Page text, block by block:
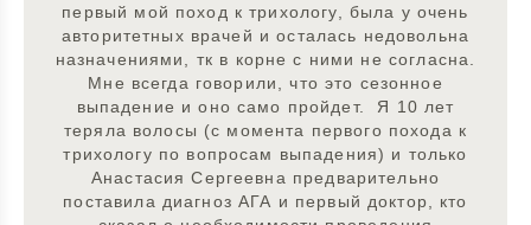
первый мой поход к трихологу, была у очень
авторитетных врачей и осталась недовольна
назначениями, тк в корне с ними не согласна.
Мне всегда говорили, что это сезонное
выпадение и оно само пройдет. Я 10 лет
теряла волосы (с момента первого похода к
трихологу по вопросам выпадения) и только
Анастасия Сергеевна предварительно
поставила диагноз АГА и первый доктор, кто